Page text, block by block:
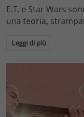
E.T. e Star Wars
una teoria,
Leggi di più